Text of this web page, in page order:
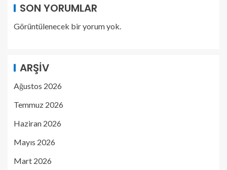
SON YORUMLAR
Görüntülenecek bir yorum yok.
ARŞIV
Ağustos 2026
Temmuz 2026
Haziran 2026
Mayıs 2026
Mart 2026